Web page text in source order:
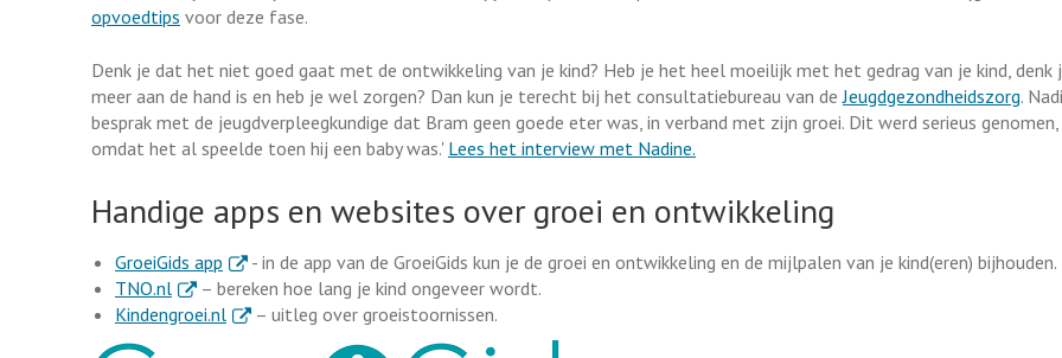
opvoedtips voor deze fase.
Denk je dat het niet goed gaat met de ontwikkeling van je kind? Heb je het heel moeilijk met het gedrag van je kind, denk
meer aan de hand is en heb je wel zorgen? Dan kun je terecht bij het consultatiebureau van deJeugdgezondheidszorg.
besprak met de jeugdverpleegkundige dat Bram geen goede eter was, in verband met zijn groei. Dit werd serieus
omdat het al speelde toen hij een baby was.' Lees het interview met Nadine.
Handige apps en websites over groei en ontwikkeling
GroeiGids app . Externe link
- in de app van de GroeiGids kun je de groei en ontwikkeling en de mijlpalen van je kind(eren) bijhouden.
TNO.nl . Externe link
– bereken hoe lang je kind ongeveer wordt.
Kindengroei.nl . Externe link
– uitleg over groeistoornissen.